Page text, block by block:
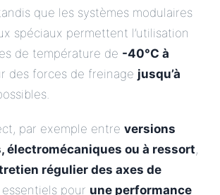
que les systèmes modulaires
spéciaux permettent l’utilisation
de température de -40°C à
des forces de freinage jusqu’à
par exemple entre versions
électromécaniques ou à ressort,
régulier des axes de
pour une performance